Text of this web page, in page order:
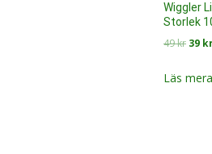
Wiggler
Storlek
49kr Det
priset
39
Läs